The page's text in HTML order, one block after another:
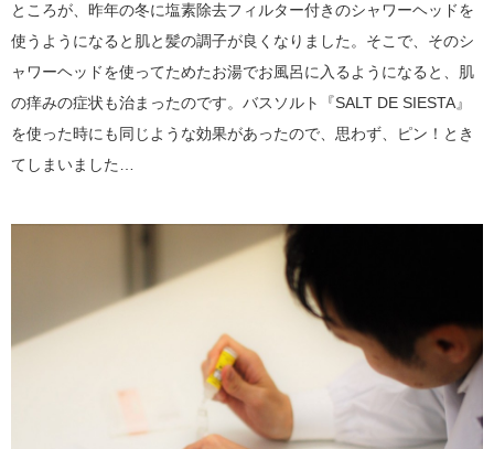
ところが、昨年の冬に塩素除去フィルター付きのシャワーヘッドを
使うようになると肌と髪の調子が良くなりました。そこで、そのシ
ャワーヘッドを使ってためたお湯でお風呂に入るようになると、肌
の痒みの症状も治まったのです。バスソルト『SALT DE SIESTA』
を使った時にも同じような効果があったので、思わず、ピン！とき
てしまいました…